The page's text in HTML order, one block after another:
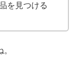
を見つける